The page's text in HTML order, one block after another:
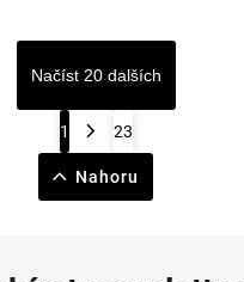
Načíst 20 dalších
1 23
Nahoru